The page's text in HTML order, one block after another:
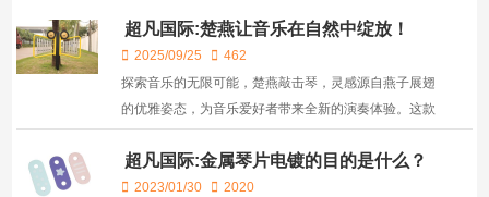
工件表面上，形成均匀，致密，良好粘结的金属表面的
过程...
超凡国际:楚燕让音乐在自然中绽放！
2025/09/25
462
探索音乐的无限可能，楚燕敲击琴，灵感源自燕子展翅
的优雅姿态，为音乐爱好者带来全新的演奏体验。这款
奏，让音乐创作变得更加互动和有趣。 楚燕结合了...
超凡国际:金属琴片电镀的目的是什么？
2023/01/30
2020